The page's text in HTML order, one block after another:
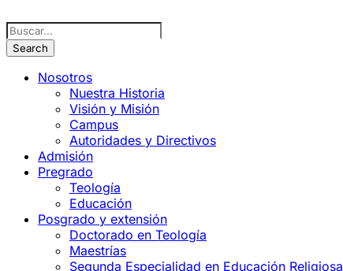
Nosotros
Nuestra Historia
Visión y Misión
Campus
Autoridades y Directivos
Admisión
Pregrado
Teología
Educación
Posgrado y extensión
Doctorado en Teología
Maestrías
Segunda Especialidad en Educación Religiosa